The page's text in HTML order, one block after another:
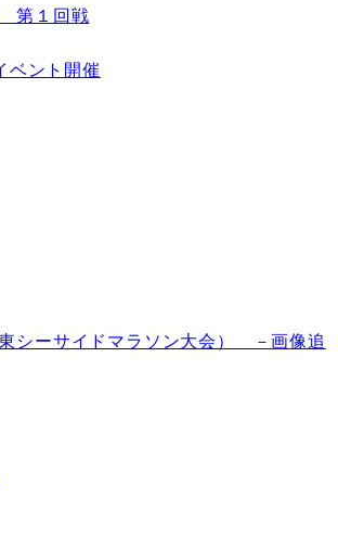
第１回戦
ベント開催
シーサイドマラソン大会） －画像追